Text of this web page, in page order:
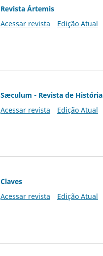
Revista Ártemis
Acessar revista
Edição Atual
Sæculum - Revista de História
Acessar revista
Edição Atual
Claves
Acessar revista
Edição Atual